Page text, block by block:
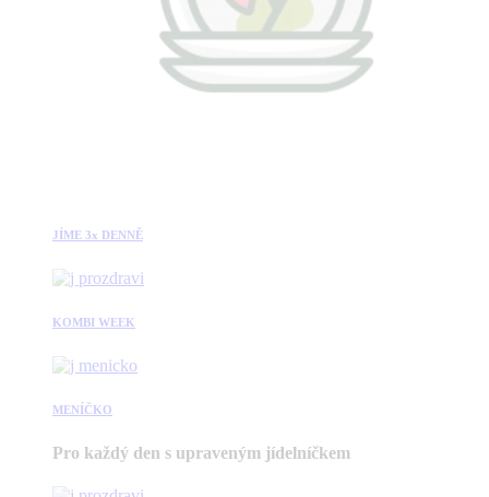
JÍME 3x DENNĚ
KOMBI WEEK
MENÍČKO
Pro každý den s upraveným jídelníčkem